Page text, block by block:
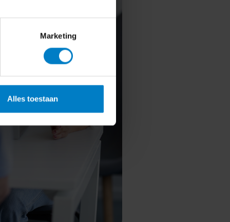
Marketing
Alles toestaan